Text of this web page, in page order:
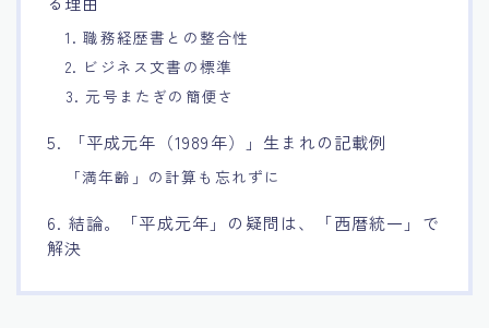
1. 職務経歴書との整合性
2. ビジネス文書の標準
3. 元号またぎの簡便さ
5. 「平成元年（1989年）」生まれの記載例
「満年齢」の計算も忘れずに
6. 結論。「平成元年」の疑問は、「西暦統一」で
解決